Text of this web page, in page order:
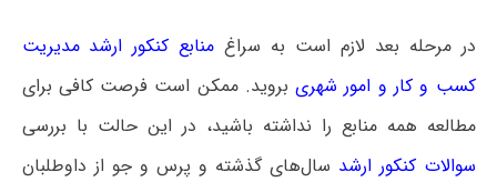
در مرحله بعد لازم است به سراغ منابع کنکور ارشد مدیریت
کسب و کار و امور شهریبروید. ممکن است فرصت کافی برای
مطالعه همه منابع را نداشته باشید، در این حالت با بررسی
سوالات کنکور ارشد سال‌های گذشته و پرس و جو از داوطلبان